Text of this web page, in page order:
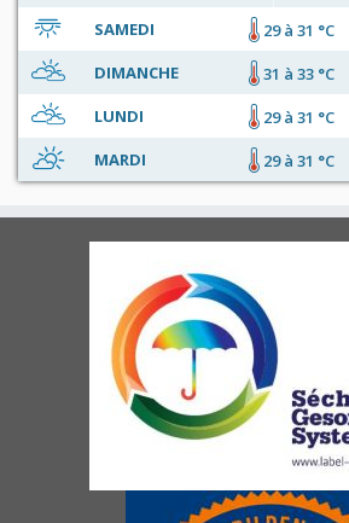
SAMEDI 29 à 31 °C
DIMANCHE
31 à 33 °C
LUNDI
29 à 31 °C
MARDI
29 à 31 °C